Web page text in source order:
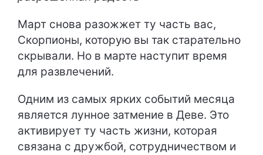
Март снова разожжет ту часть вас,
Скорпионы, которую вы так старательно
скрывали. Но в марте наступит время
для развлечений.
Одним из самых ярких событий месяца
является лунное затмение в Деве. Это
активирует ту часть жизни, которая
связана с дружбой, сотрудничеством и